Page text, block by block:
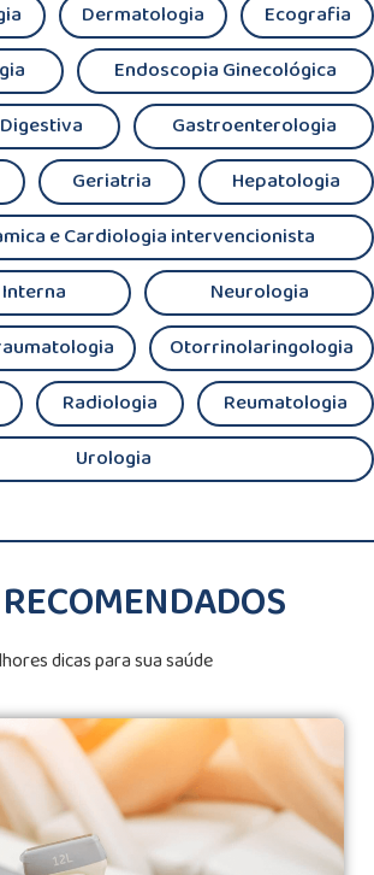
Dermatologia
Ecografia
Endoscopia Ginecológica
Gastroenterologia
Geriatria
Hepatologia
e Cardiologia intervencionista
Neurologia
Otorrinolaringologia
Radiologia
Reumatologia
Urologia
dicas para sua saúde